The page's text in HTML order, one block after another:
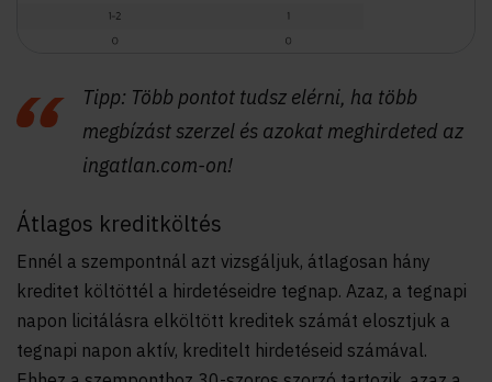
Tipp: Több pontot tudsz elérni, ha több
megbízást szerzel és azokat meghirdeted az
ingatlan.com-on!
Átlagos kreditköltés
Ennél a szempontnál azt vizsgáljuk, átlagosan hány
kreditet költöttél a hirdetéseidre tegnap. Azaz, a tegnapi
napon licitálásra elköltött kreditek számát elosztjuk a
tegnapi napon aktív, kreditelt hirdetéseid számával.